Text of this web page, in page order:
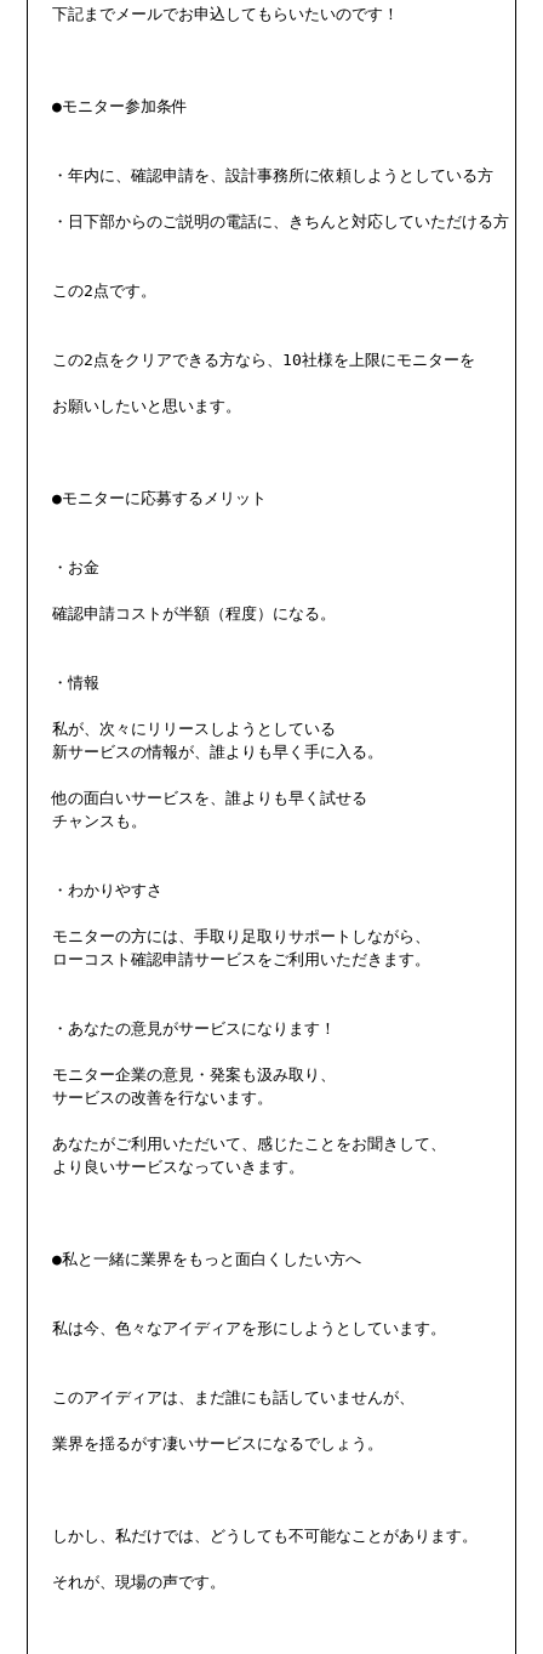
下記までメールでお申込してもらいたいのです！
●モニター参加条件
・年内に、確認申請を、設計事務所に依頼しようとしている方
・日下部からのご説明の電話に、きちんと対応していただける方
この2点です。
この2点をクリアできる方なら、10社様を上限にモニターを
お願いしたいと思います。
●モニターに応募するメリット
・お金
確認申請コストが半額（程度）になる。
・情報
私が、次々にリリースしようとしている
新サービスの情報が、誰よりも早く手に入る。
他の面白いサービスを、誰よりも早く試せる
チャンスも。
・わかりやすさ
モニターの方には、手取り足取りサポートしながら、
ローコスト確認申請サービスをご利用いただきます。
・あなたの意見がサービスになります！
モニター企業の意見・発案も汲み取り、
サービスの改善を行ないます。
あなたがご利用いただいて、感じたことをお聞きして、
より良いサービスなっていきます。
●私と一緒に業界をもっと面白くしたい方へ
私は今、色々なアイディアを形にしようとしています。
このアイディアは、まだ誰にも話していませんが、
業界を揺るがす凄いサービスになるでしょう。
しかし、私だけでは、どうしても不可能なことがあります。
それが、現場の声です。